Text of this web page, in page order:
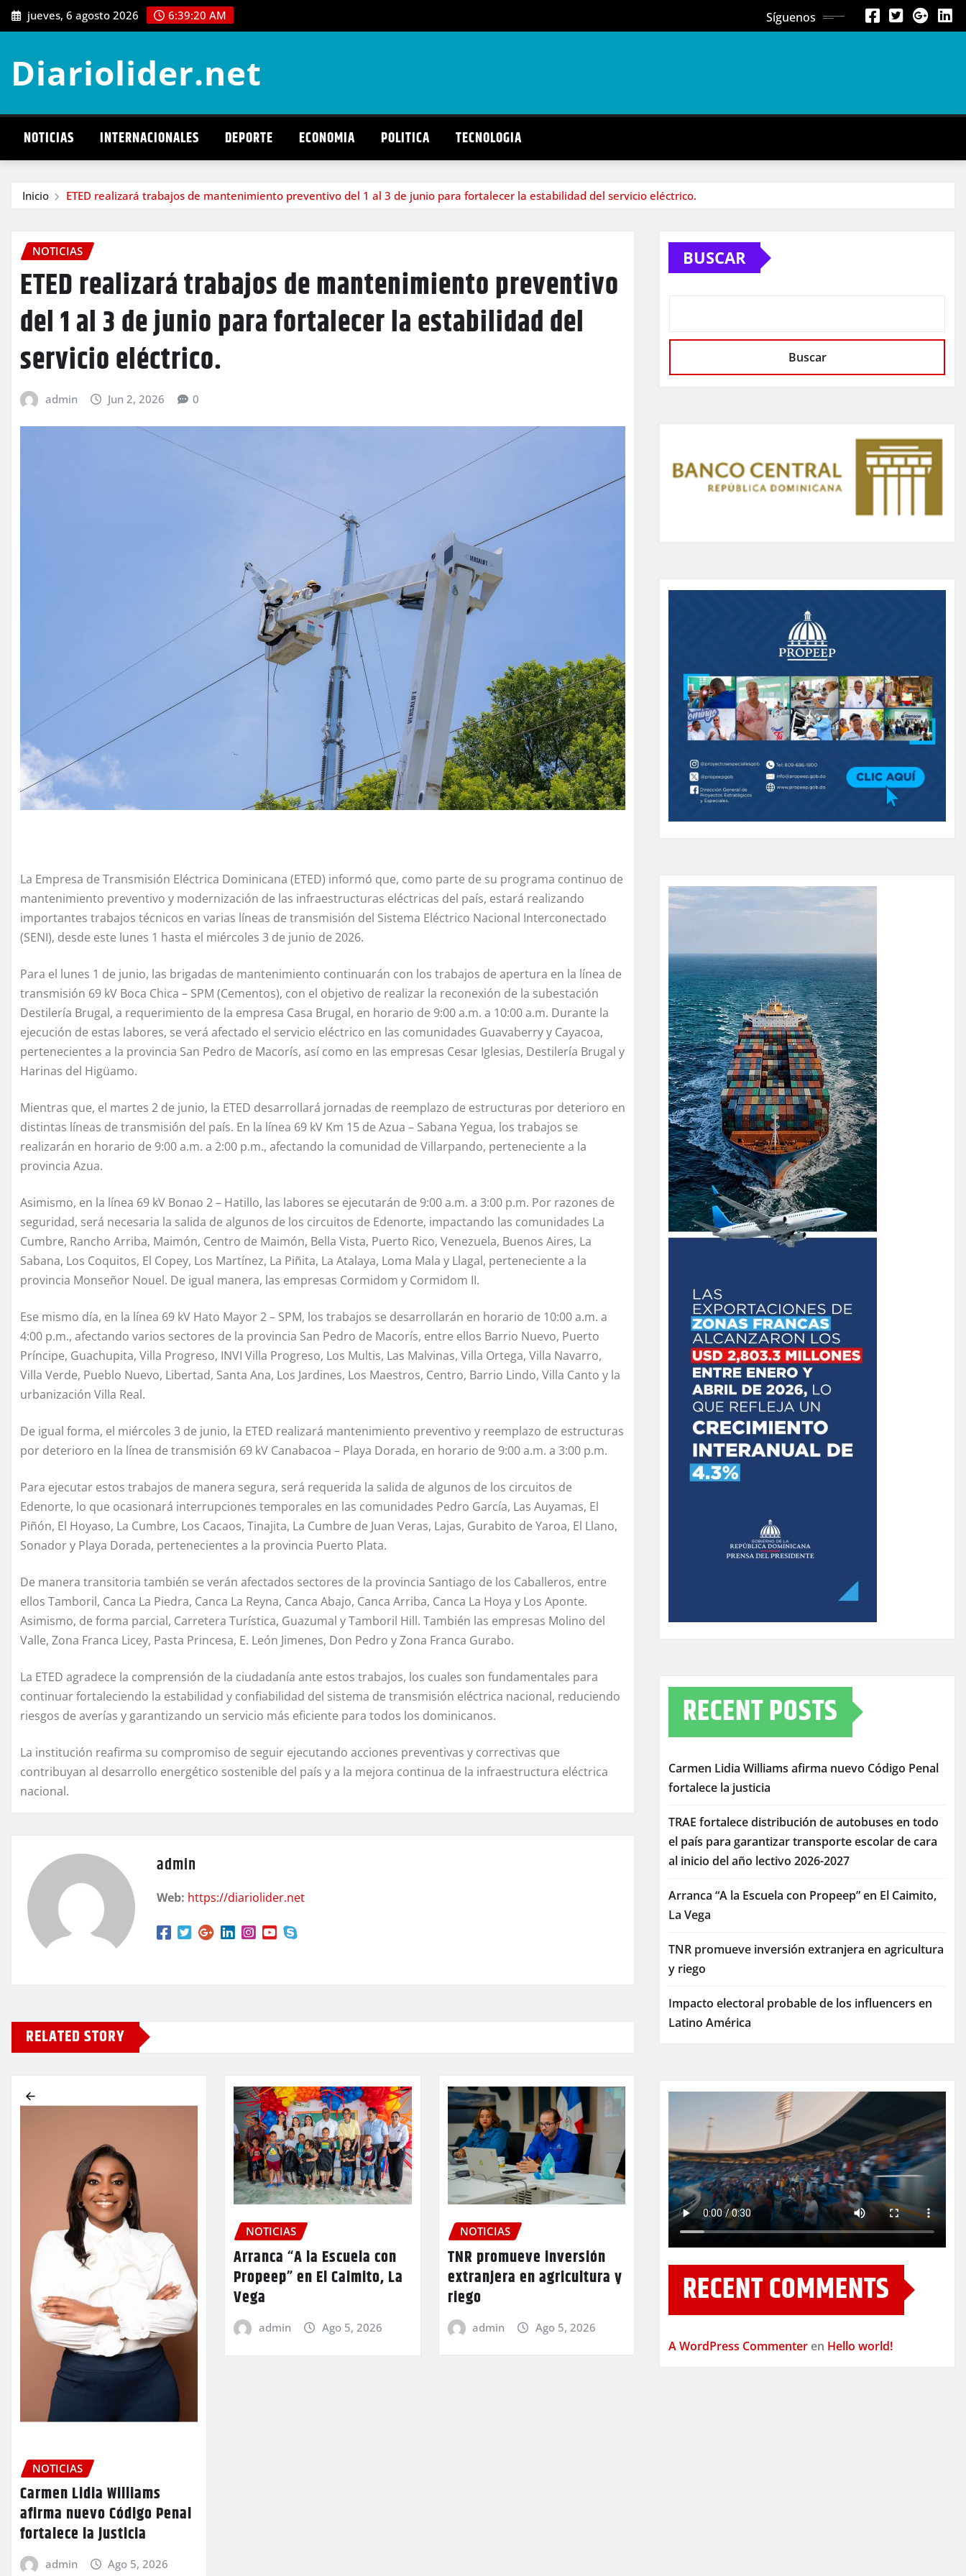
Saltar
al
jueves, 6 agosto 2026 6:39:21 AM Síguenos
Diariolider.net
NOTICIAS INTERNACIONALES DEPORTE ECONOMIA POLITICA TECNOLOGIA
Inicio ETED realizará trabajos de mantenimiento preventivo del 1 al 3 de junio para fortalecer la estabilidad del servicio eléctrico.
NOTICIAS
ETED realizará trabajos de mantenimiento preventivo
del 1 al 3 de junio para fortalecer la estabilidad del
servicio eléctrico.
admin Jun 2, 2026 0
La Empresa de Transmisión Eléctrica Dominicana (ETED) informó que, como parte de su programa continuo de
mantenimiento preventivo y modernización de las infraestructuras eléctricas del país, estará realizando
importantes trabajos técnicos en varias líneas de transmisión del Sistema Eléctrico Nacional Interconectado
(SENI), desde este lunes 1 hasta el miércoles 3 de junio de 2026.
Para el lunes 1 de junio, las brigadas de mantenimiento continuarán con los trabajos de apertura en la línea de
transmisión 69 kV Boca Chica – SPM (Cementos), con el objetivo de realizar la reconexión de la subestación
Destilería Brugal, a requerimiento de la empresa Casa Brugal, en horario de 9:00 a.m. a 10:00 a.m. Durante la
ejecución de estas labores, se verá afectado el servicio eléctrico en las comunidades Guavaberry y Cayacoa,
pertenecientes a la provincia San Pedro de Macorís, así como en las empresas Cesar Iglesias, Destilería Brugal y
Harinas del Higüamo.
Mientras que, el martes 2 de junio, la ETED desarrollará jornadas de reemplazo de estructuras por deterioro en
distintas líneas de transmisión del país. En la línea 69 kV Km 15 de Azua – Sabana Yegua, los trabajos se
realizarán en horario de 9:00 a.m. a 2:00 p.m., afectando la comunidad de Villarpando, perteneciente a la
provincia Azua.
Asimismo, en la línea 69 kV Bonao 2 – Hatillo, las labores se ejecutarán de 9:00 a.m. a 3:00 p.m. Por razones de
seguridad, será necesaria la salida de algunos de los circuitos de Edenorte, impactando las comunidades La
Cumbre, Rancho Arriba, Maimón, Centro de Maimón, Bella Vista, Puerto Rico, Venezuela, Buenos Aires, La
Sabana, Los Coquitos, El Copey, Los Martínez, La Piñita, La Atalaya, Loma Mala y Llagal, perteneciente a la
provincia Monseñor Nouel. De igual manera, las empresas Cormidom y Cormidom II.
Ese mismo día, en la línea 69 kV Hato Mayor 2 – SPM, los trabajos se desarrollarán en horario de 10:00 a.m. a
4:00 p.m., afectando varios sectores de la provincia San Pedro de Macorís, entre ellos Barrio Nuevo, Puerto
Príncipe, Guachupita, Villa Progreso, INVI Villa Progreso, Los Multis, Las Malvinas, Villa Ortega, Villa Navarro,
Villa Verde, Pueblo Nuevo, Libertad, Santa Ana, Los Jardines, Los Maestros, Centro, Barrio Lindo, Villa Canto y la
urbanización Villa Real.
De igual forma, el miércoles 3 de junio, la ETED realizará mantenimiento preventivo y reemplazo de estructuras
por deterioro en la línea de transmisión 69 kV Canabacoa – Playa Dorada, en horario de 9:00 a.m. a 3:00 p.m.
Para ejecutar estos trabajos de manera segura, será requerida la salida de algunos de los circuitos de
Edenorte, lo que ocasionará interrupciones temporales en las comunidades Pedro García, Las Auyamas, El
Piñón, El Hoyaso, La Cumbre, Los Cacaos, Tinajita, La Cumbre de Juan Veras, Lajas, Gurabito de Yaroa, El Llano,
Sonador y Playa Dorada, pertenecientes a la provincia Puerto Plata.
De manera transitoria también se verán afectados sectores de la provincia Santiago de los Caballeros, entre
ellos Tamboril, Canca La Piedra, Canca La Reyna, Canca Abajo, Canca Arriba, Canca La Hoya y Los Aponte.
Asimismo, de forma parcial, Carretera Turística, Guazumal y Tamboril Hill. También las empresas Molino del
Valle, Zona Franca Licey, Pasta Princesa, E. León Jimenes, Don Pedro y Zona Franca Gurabo.
La ETED agradece la comprensión de la ciudadanía ante estos trabajos, los cuales son fundamentales para
continuar fortaleciendo la estabilidad y confiabilidad del sistema de transmisión eléctrica nacional, reduciendo
riesgos de averías y garantizando un servicio más eficiente para todos los dominicanos.
La institución reafirma su compromiso de seguir ejecutando acciones preventivas y correctivas que
contribuyan al desarrollo energético sostenible del país y a la mejora continua de la infraestructura eléctrica
nacional.
admin
Web: https://diariolider.net
RELATED STORY
NOTICIAS
Carmen Lidia Williams
afirma nuevo Código Penal
fortalece la justicia
admin Ago 5, 2026
NOTICIAS
Arranca “A la Escuela con
Propeep” en El Caimito, La
Vega
admin Ago 5, 2026
NOTICIAS
TNR promueve inversión
extranjera en agricultura y
riego
admin Ago 5, 2026
BUSCAR
Buscar
RECENT POSTS
Carmen Lidia Williams afirma nuevo Código Penal
fortalece la justicia
TRAE fortalece distribución de autobuses en todo
el país para garantizar transporte escolar de cara
al inicio del año lectivo 2026-2027
Arranca “A la Escuela con Propeep” en El Caimito,
La Vega
TNR promueve inversión extranjera en agricultura
y riego
Impacto electoral probable de los influencers en
Latino América
RECENT COMMENTS
A WordPress Commenter en Hello world!